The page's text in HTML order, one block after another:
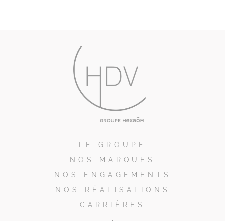
LE GROUPE
NOS MARQUES
NOS ENGAGEMENTS
NOS RÉALISATIONS
CARRIÈRES